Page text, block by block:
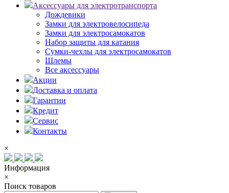
Аксессуары для электротранспорта
Дождевики
Замки для электровелосипеда
Замки для электросамокатов
Набор защиты для катания
Сумки-чехлы для электросамокатов
Шлемы
Все аксессуары
Акции
Доставка и оплата
Гарантии
Кредит
Сервис
Контакты
×
Информация
×
Поиск товаров